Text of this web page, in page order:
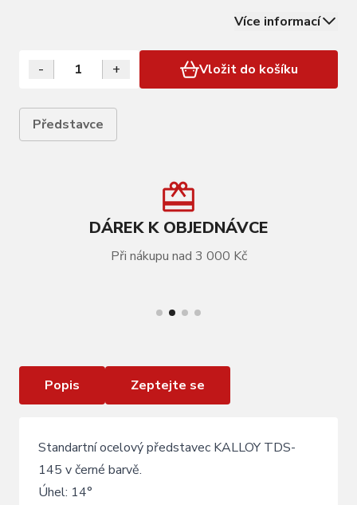
Více informací
- + Vložit do košíku
Představce
DÁREK K OBJEDNÁVCE
Při nákupu nad 3 000 Kč
Popis Zeptejte se
Standartní ocelový představec KALLOY TDS-
145 v černé barvě.
Úhel: 14°